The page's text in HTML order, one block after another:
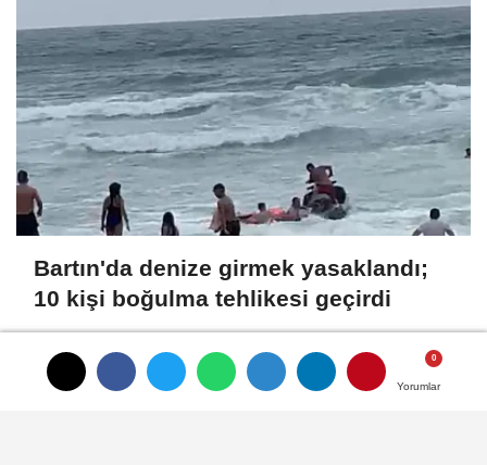
Yorumlar
Yorumlar
Yorumlar
Bartın'da denize girmek yasaklandı;
10 kişi boğulma tehlikesi geçirdi